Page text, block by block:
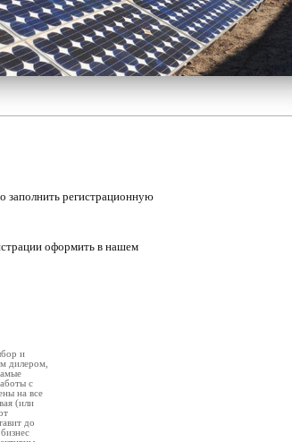
заполнить регистрационную
оформить в нашем
и
дилером,
с
на все
(или
до